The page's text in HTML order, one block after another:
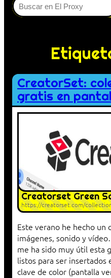
CreatorSet:
gratis en
Creatorset Green
https://creatorset.com/
Este verano he hecho un
imágenes, sonido y
me ha sido muy útil esta
listos para ser
clave de color (pantalla